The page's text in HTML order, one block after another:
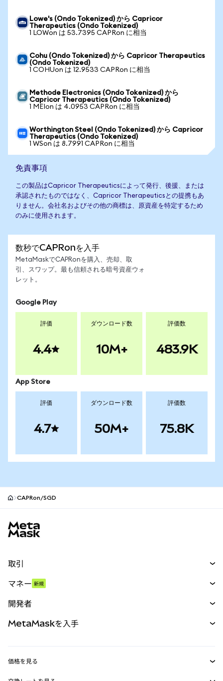
Lowe's (Ondo Tokenized) から Capricor
Therapeutics (Ondo Tokenized)
1 LOWon は 53.7395 CAPRon に相当
Cohu (Ondo Tokenized) から Capricor Therapeutics
(Ondo Tokenized)
1 COHUon は 12.9533 CAPRon に相当
Methode Electronics (Ondo Tokenized) から
Capricor Therapeutics (Ondo Tokenized)
1 MEIon は 4.0953 CAPRon に相当
Worthington Steel (Ondo Tokenized) から Capricor
Therapeutics (Ondo Tokenized)
1 WSon は 8.7991 CAPRon に相当
免責事項
この製品はCapricor Therapeuticsによって発行、後援、または
承認されたものではなく、Capricor Therapeuticsとの提携もあ
りません。会社名およびその他の商標は、原資産を特定するため
のみに使用されます。
数秒でCAPRonを入手
MetaMaskでCAPRonを購入、売却、取
引、スワップ。最も信頼される暗号資産ウォ
レット。
Google Play
評価
4.4
ダウンロード数
10M+
評価数
483.9K
App Store
評価
4.7
ダウンロード数
50M+
評価数
75.8K
CAPRon/SGD
取引
パーペチュアル
RWA
マネー 新規
開発者
MetaMaskを入手
価格を見る